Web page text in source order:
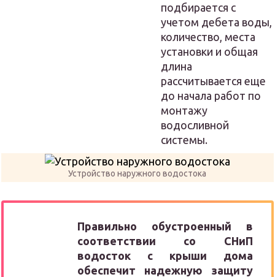
подбирается с
учетом дебета воды,
количество, места
установки и общая
длина
рассчитывается еще
до начала работ по
монтажу
водосливной
системы.
Устройство наружного водостока
Правильно обустроенный в
соответствии со СНиП
водосток с крыши дома
обеспечит надежную защиту